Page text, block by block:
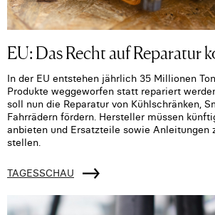
EU: Das Recht auf Reparatur
In der EU entstehen jährlich 35 Millionen
Produkte weggeworfen statt repariert
soll nun die Reparatur von Kühlschränken,
Fahrrädern fördern. Hersteller müssen
anbieten und Ersatzteile sowie Anleitungen
stellen.
TAGESSCHAU